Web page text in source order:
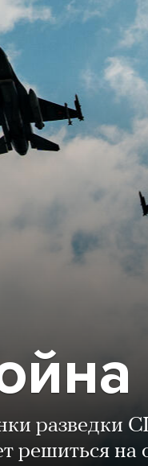
разведки
решиться на